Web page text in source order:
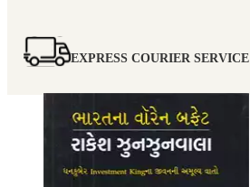
EXPRESS COURIER SERVICE